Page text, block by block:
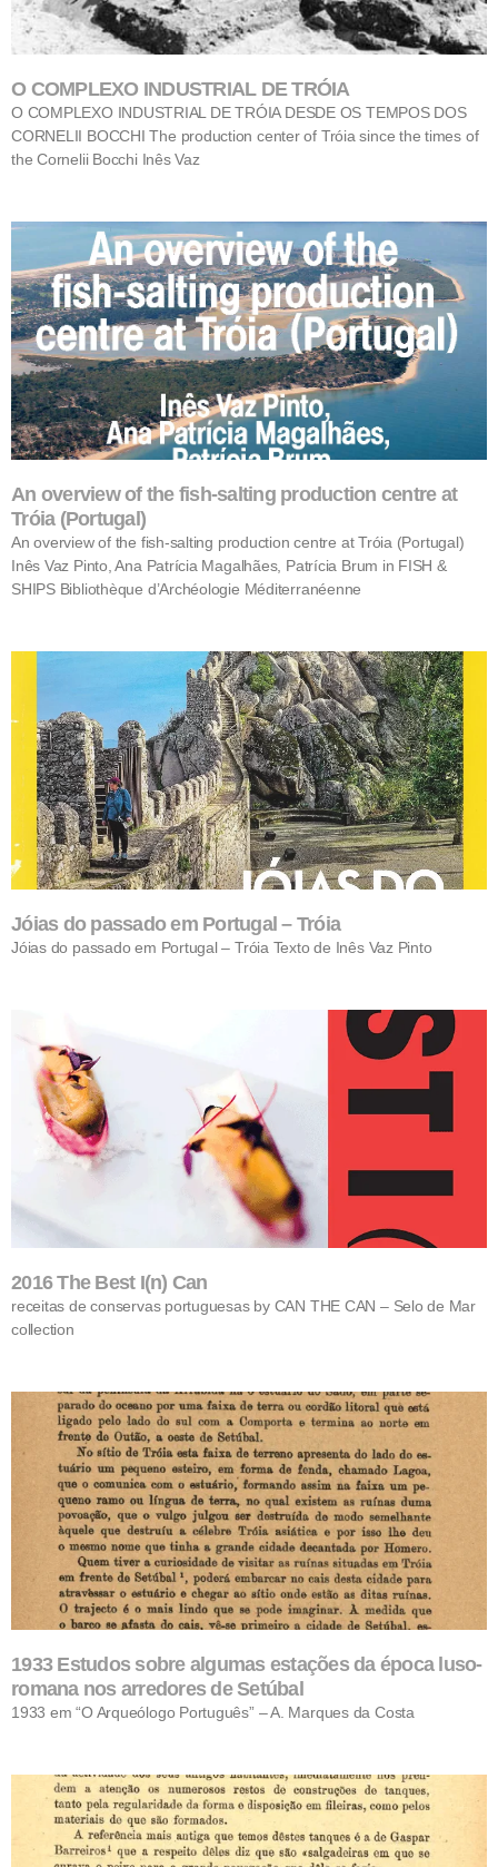
O COMPLEXO INDUSTRIAL DE TRÓIA
O COMPLEXO INDUSTRIAL DE TRÓIA DESDE OS TEMPOS DOS
CORNELII BOCCHI The production center of Tróia since the times of
the Cornelii Bocchi Inês Vaz
An overview of the fish-salting production centre at
Tróia (Portugal)
An overview of the fish-salting production centre at Tróia (Portugal)
Inês Vaz Pinto, Ana Patrícia Magalhães, Patrícia Brum in FISH &
SHIPS Bibliothèque d’Archéologie Méditerranéenne
Jóias do passado em Portugal – Tróia
Jóias do passado em Portugal – Tróia Texto de Inês Vaz Pinto
2016 The Best I(n) Can
receitas de conservas portuguesas by CAN THE CAN – Selo de Mar
collection
1933 Estudos sobre algumas estações da época luso-
romana nos arredores de Setúbal
1933 em “O Arqueólogo Português” – A. Marques da Costa